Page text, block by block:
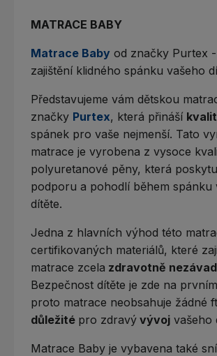
MATRACE BABY
Matrace Baby od značky Purtex
zajištění klidného spánku vašeho
Představujeme vám dětskou
značky Purtex, která přináší
spánek pro vaše nejmenší. Tato
matrace je vyrobena z vysoce
polyuretanové pěny, která
podporu a pohodlí během spánku
dítěte.
Jedna z hlavních výhod této
certifikovaných materiálů, které
matrace zcela zdravotně
Bezpečnost dítěte je zde na
proto matrace neobsahuje žádné
důležité pro zdravý vývoj vašeho
Matrace Baby je vybavena také